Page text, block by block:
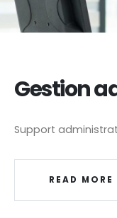
Gestion
Support
READ MORE